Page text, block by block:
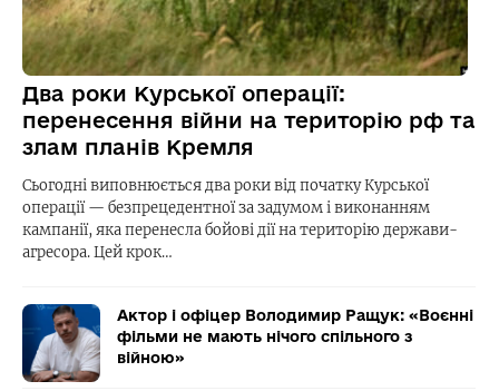
Два роки Курської операції:
перенесення війни на територію рф та
злам планів Кремля
Сьогодні виповнюється два роки від початку Курської
операції — безпрецедентної за задумом і виконанням
кампанії, яка перенесла бойові дії на територію держави-
агресора. Цей крок…
Актор і офіцер Володимир Ращук: «Воєнні
фільми не мають нічого спільного з
війною»